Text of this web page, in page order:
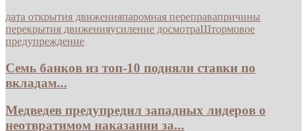
дата открытия движенияпаромная переправапричины
перекрытия движенияусиление досмотраШтормовое
предупреждение
Семь банков из топ-10 подняли ставки по
вкладам...
Медведев предупредил западных лидеров о
неотвратимом наказании за...